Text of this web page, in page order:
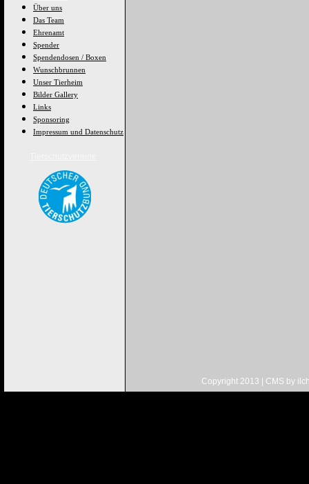
Über uns
Das Team
Ehrenamt
Spender
Spendendosen / Boxen
Wunschbrunnen
Unser Tierheim
Bilder Gallery
Links
Sponsoring
Impressum und Datenschutz
Copyright 2013 | CMS by